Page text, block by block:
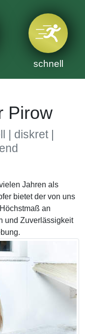
schnell
Pirow
| diskret |
Jahren als
bietet der von uns
an
und Zuverlässigkeit